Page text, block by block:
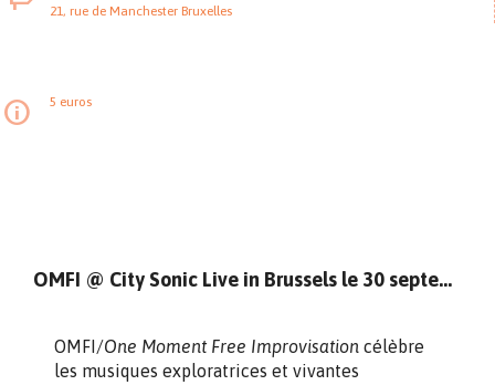
21, rue de Manchester Bruxelles
5 euros
OMFI @ City Sonic Live in Brussels le 30 septembre
OMFI/One Moment Free Improvisation célèbre
les musiques exploratrices et vivantes